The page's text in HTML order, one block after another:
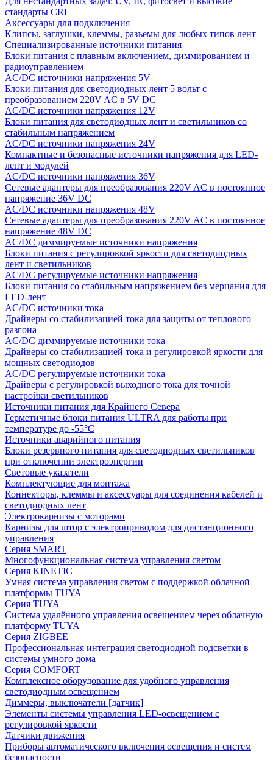
стандарты CRI
Аксессуары для подключения
Клипсы, заглушки, клеммы, разъемы для любых типов лент
Специализированные источники питания
Блоки питания с плавным включением, диммированием и
радиоуправлением
AC/DC источники напряжения 5V
Блоки питания для светодиодных лент 5 вольт с
преобразованием 220V AC в 5V DC
AC/DC источники напряжения 12V
Блоки питания для светодиодных лент и светильников со
стабильным напряжением
AC/DC источники напряжения 24V
Компактные и безопасные источники напряжения для LED-
лент и модулей
AC/DC источники напряжения 36V
Сетевые адаптеры для преобразования 220V AC в постоянное
напряжение 36V DC
AC/DC источники напряжения 48V
Сетевые адаптеры для преобразования 220V AC в постоянное
напряжение 48V DC
AC/DC диммируемые источники напряжения
Блоки питания с регулировкой яркости для светодиодных
лент и светильников
AC/DC регулируемые источники напряжения
Блоки питания со стабильным напряжением без мерцания для
LED-лент
AC/DC источники тока
Драйверы со стабилизацией тока для защиты от теплового
разгона
AC/DC диммируемые источники тока
Драйверы со стабилизацией тока и регулировкой яркости для
мощных светодиодов
AC/DC регулируемые источники тока
Драйверы с регулировкой выходного тока для точной
настройки светильников
Источники питания для Крайнего Севера
Герметичные блоки питания ULTRA для работы при
температуре до -55°C
Источники аварийного питания
Блоки резервного питания для светодиодных светильников
при отключении электроэнергии
Световые указатели
Комплектующие для монтажа
Коннекторы, клеммы и аксессуары для соединения кабелей и
светодиодных лент
Электрокарнизы с моторами
Карнизы для штор с электроприводом для дистанционного
управления
Серия SMART
Многофункциональная система управления светом
Серия KINETIC
Умная система управления светом с поддержкой облачной
платформы TUYA
Серия TUYA
Система удалённого управления освещением через облачную
платформу TUYA
Серия ZIGBEE
Профессиональная интеграция светодиодной подсветки в
системы умного дома
Серия COMFORT
Комплексное оборудование для удобного управления
светодиодным освещением
Диммеры, выключатели [датчик]
Элементы системы управления LED-освещением с
регулировкой яркости
Датчики движения
Приборы автоматического включения освещения и систем
безопасности